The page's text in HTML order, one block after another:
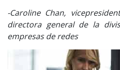
-Caroline Chan,
directora general de la
empresas de redes